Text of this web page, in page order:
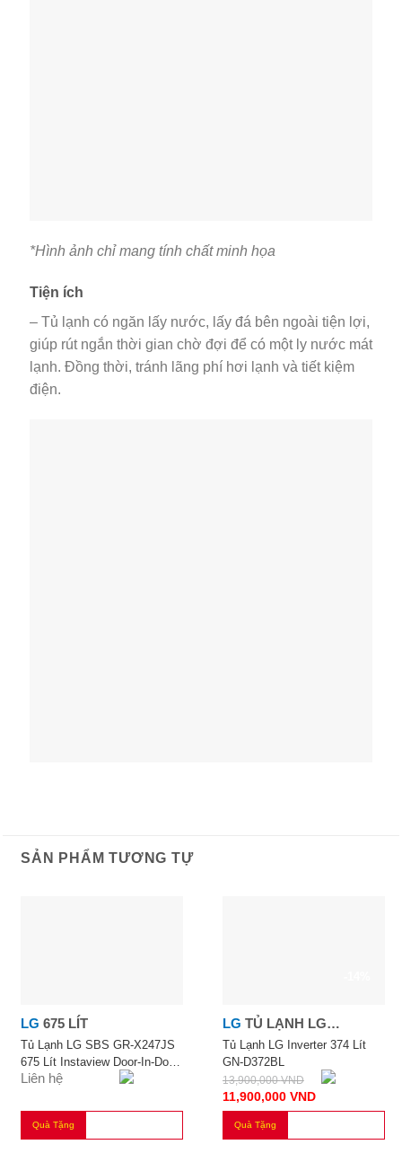
*Hình ảnh chỉ mang tính chất minh họa
Tiện ích
– Tủ lạnh có ngăn lấy nước, lấy đá bên ngoài tiện lợi,
giúp rút ngắn thời gian chờ đợi để có một ly nước mát
lạnh. Đồng thời, tránh lãng phí hơi lạnh và tiết kiệm
điện.
SẢN PHẨM TƯƠNG TỰ
LG 675 LÍT
Tủ Lạnh LG SBS GR-X247JS
675 Lít Instaview Door-In-Door
Inverter
Liên hệ
Quà Tặng
LG TỦ LẠNH LG
INVERTER 374 LÍT GN-
D372BL
Tủ Lạnh LG Inverter 374 Lít
GN-D372BL
13,900,000VND
11,900,000 VND
Quà Tặng